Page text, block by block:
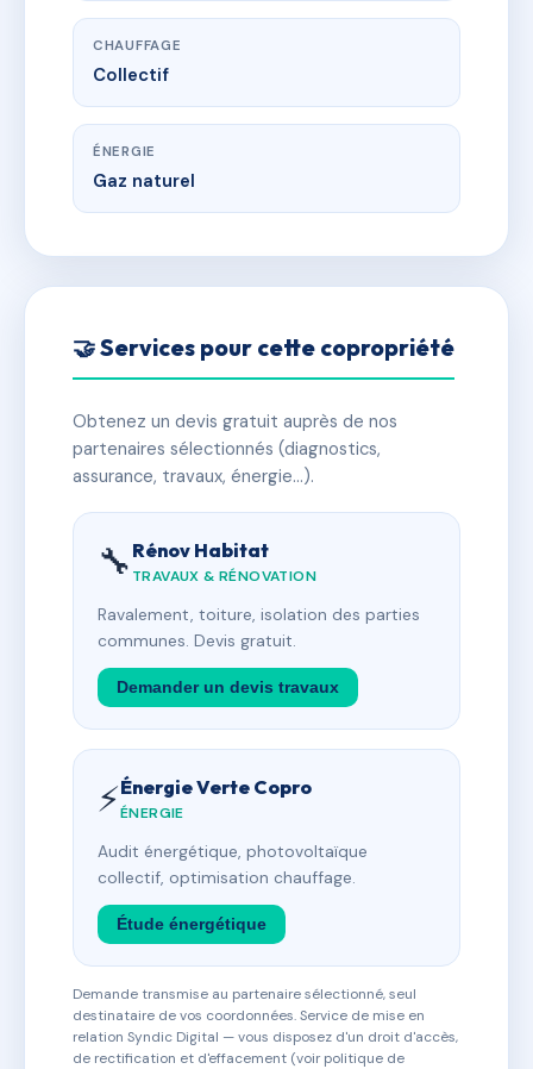
CHAUFFAGE
Collectif
ÉNERGIE
Gaz naturel
🤝 Services pour cette copropriété
Obtenez un devis gratuit auprès de nos
partenaires sélectionnés (diagnostics,
assurance, travaux, énergie…).
🔧 Rénov Habitat
TRAVAUX & RÉNOVATION
Ravalement, toiture, isolation des parties
communes. Devis gratuit.
Demander un devis travaux
⚡Énergie Verte Copro
ÉNERGIE
Audit énergétique, photovoltaïque
collectif, optimisation chauffage.
Étude énergétique
Demande transmise au partenaire sélectionné, seul
destinataire de vos coordonnées. Service de mise en
relation Syndic Digital — vous disposez d'un droit d'accès,
de rectification et d'effacement (voir politique de